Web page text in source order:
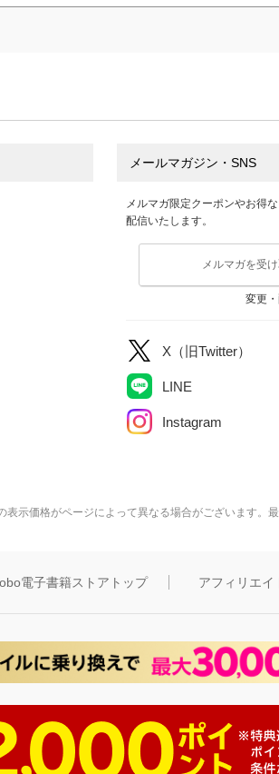
メールマガジン・SNS
メルマガ限定クーポンやお得
配信いたします。
メルマガを受
変更
X（旧Twitter）
LINE
Instagram
示価格がページによって異なる場合がございます。
電子書籍ストアトップ アフィリエイ